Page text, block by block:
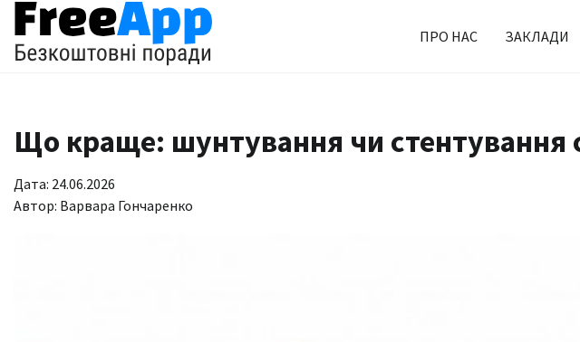
Перейти
до
вмісту
ПРО НАС ЗАКЛАДИ
Що краще: шунтування чи стентування
Дата: 24.06.2026
Автор: Варвара Гончаренко